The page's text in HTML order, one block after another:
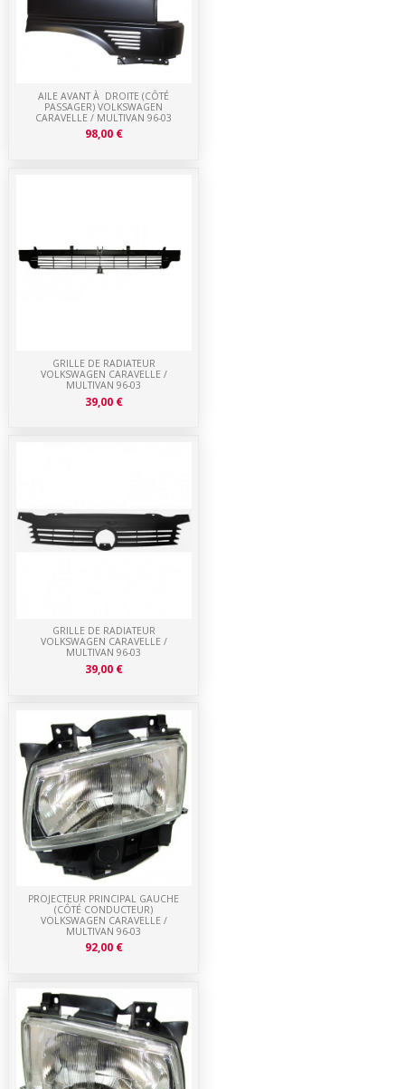
PROJECTEUR PRINCIPAL GAUCHE
(CÔTÉ CONDUCTEUR)
VOLKSWAGEN CARAVELLE /
MULTIVAN 96-03
92,00 €
GRILLE DE RADIATEUR
VOLKSWAGEN CARAVELLE /
MULTIVAN 96-03
39,00 €
GRILLE DE RADIATEUR
VOLKSWAGEN CARAVELLE /
MULTIVAN 96-03
39,00 €
AILE AVANT À DROITE (CÔTÉ
PASSAGER) VOLKSWAGEN
CARAVELLE / MULTIVAN 96-03
98,00 €